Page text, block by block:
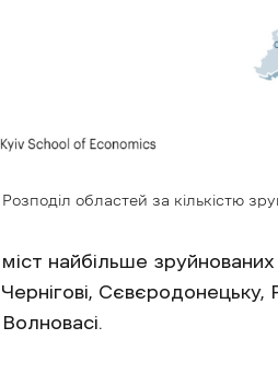
Розподіл областей за кількістю
найбільше
Чернігові,
Волновасі.